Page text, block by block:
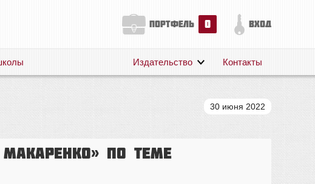
портфель 0 вход
Публикации
Издательство Контакты
30 июня 2022
по теме